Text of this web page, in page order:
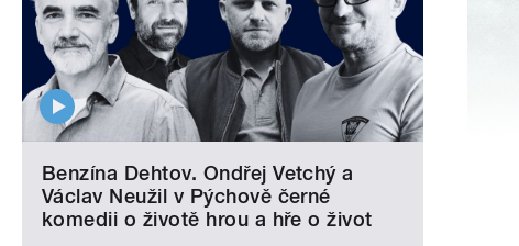
Benzína Dehtov. Ondřej Vetchý a
Václav Neužil v Pýchově černé
komedii o životě hrou a hře o život